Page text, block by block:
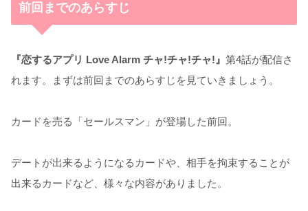
前回までのあらすじ
『恋するアプリ Love Alarm チャ!チャ!チャ!』 第4話が配信さ
れます。まずは前回までのあらすじを見ていきましょう。
カードを売る「セールスマン」が登場した前回。
デートが出来るようになるカードや、相手を拘束することが
出来るカードなど、様々な内容がありました。